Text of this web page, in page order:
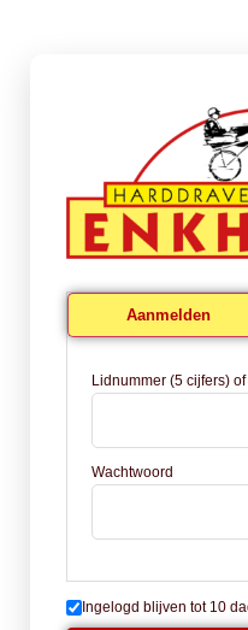
Aanmelden
Lidnummer (5 cijfers)
Wachtwoord
Ingelogd blijven tot 10